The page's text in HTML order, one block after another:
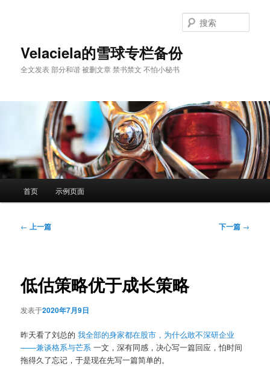
Velaciela的雪球专栏备份
全文发表 部分和谐 被删文章 禁书禁文 不怕小秘书
索
首页 示例页面
文
← 上一篇 下一篇 →
低估策略优于成长策略
发表于2020年7月9日
昨天看了刘总的 我全部的身家都在股市，为什么敢不深研企业
——兼谈格系与芒系 一文，深有同感，决心写一篇回应，怕时间
拖得久了忘记，于是现在先写一篇简单的。